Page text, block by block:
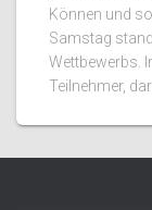
Können und
Samstag
Wettbewerbs.
Teilnehmer,